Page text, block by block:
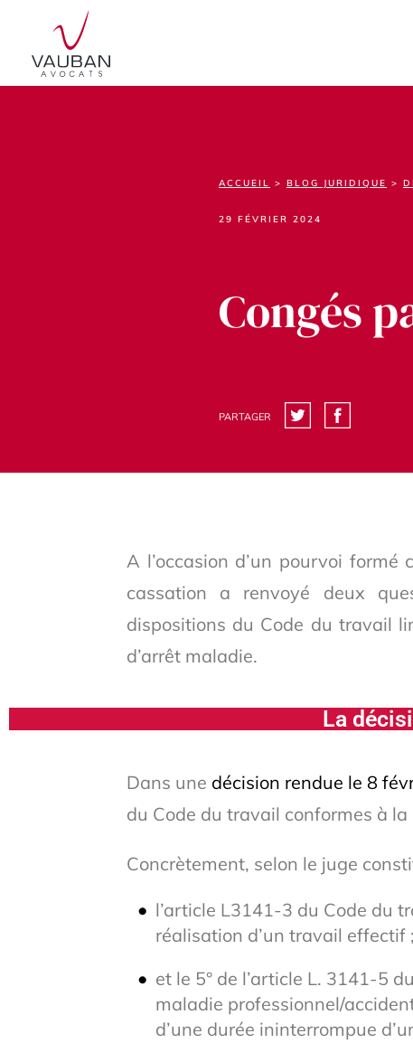
ACCUEIL > BLOG JURIDIQUE >
29 FÉVRIER 2024
Congés
PARTAGER
A l’occasion d’un pourvoi
cassation a renvoyé deux
dispositions du Code du travail
d’arrêt maladie.
La
Dans une décision rendue le 8
du Code du travail conformes à
Concrètement, selon le juge
l’article L3141-3 du Code du
réalisation d’un travail effectif ;
et le 5° de l’article L. 3141-5
maladie professionnel/
d’une durée ininterrompue